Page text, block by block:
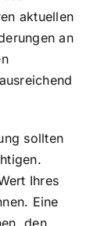
aktuellen
an
sollten
Ihres
Eine
den